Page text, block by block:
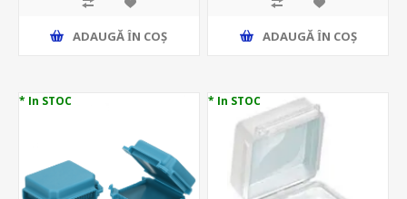
ADAUGĂ ȊN COŞ ADAUGĂ ȊN COŞ
* In STOC * In STOC